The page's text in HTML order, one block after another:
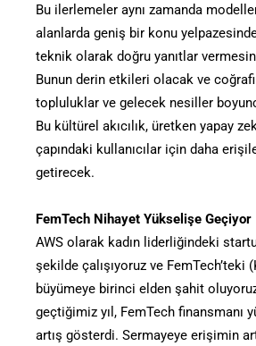
Bu ilerlemeler aynı zamanda
alanlarda geniş bir konu
teknik olarak doğru yanıtlar
Bunun derin etkileri olacak ve
topluluklar ve gelecek nesiller
Bu kültürel akıcılık, üretken yapay
çapındaki kullanıcılar için daha
getirecek.
FemTech Nihayet Yükselişe Geçiyor
AWS olarak kadın liderliğindeki
şekilde çalışıyoruz ve FemTech’teki
büyümeye birinci elden şahit
geçtiğimiz yıl, FemTech finansmanı
artış gösterdi. Sermayeye erişimin